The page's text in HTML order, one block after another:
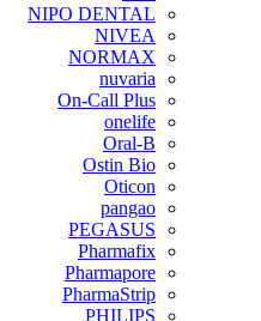
NIPO DENTAL
NIVEA
NORMAX
nuvaria
On-Call Plus
onelife
Oral-B
Ostin Bio
Oticon
pangao
PEGASUS
Pharmafix
Pharmapore
PharmaStrip
PHILIPS